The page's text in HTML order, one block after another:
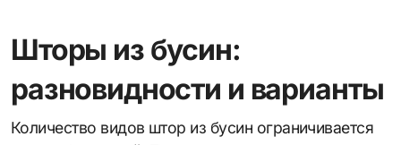
Шторы из бусин:
разновидности и варианты
Количество видов штор из бусин ограничивается